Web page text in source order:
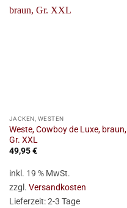
JACKEN, WESTEN
Weste, Cowboy de Luxe, braun,
Gr. XXL
49,95€
inkl. 19 % MwSt.
zzgl. Versandkosten
Lieferzeit:2-3 Tage